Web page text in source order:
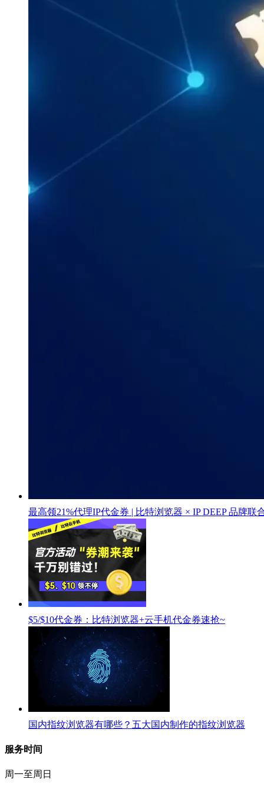
最高领21%代理IP代金券 | 比特浏览器 × IP DEEP 品牌联
$5/$10代金券：比特浏览器+云手机代金券速抢~
国内指纹浏览器有哪些？五大国内制作的指纹浏览器
服务时间
周一至周日